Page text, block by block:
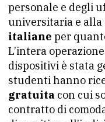
personale e degli
universitaria e alla
italiane per
L’intera
dispositivi è stata
studenti hanno
gratuita con cui
contratto di